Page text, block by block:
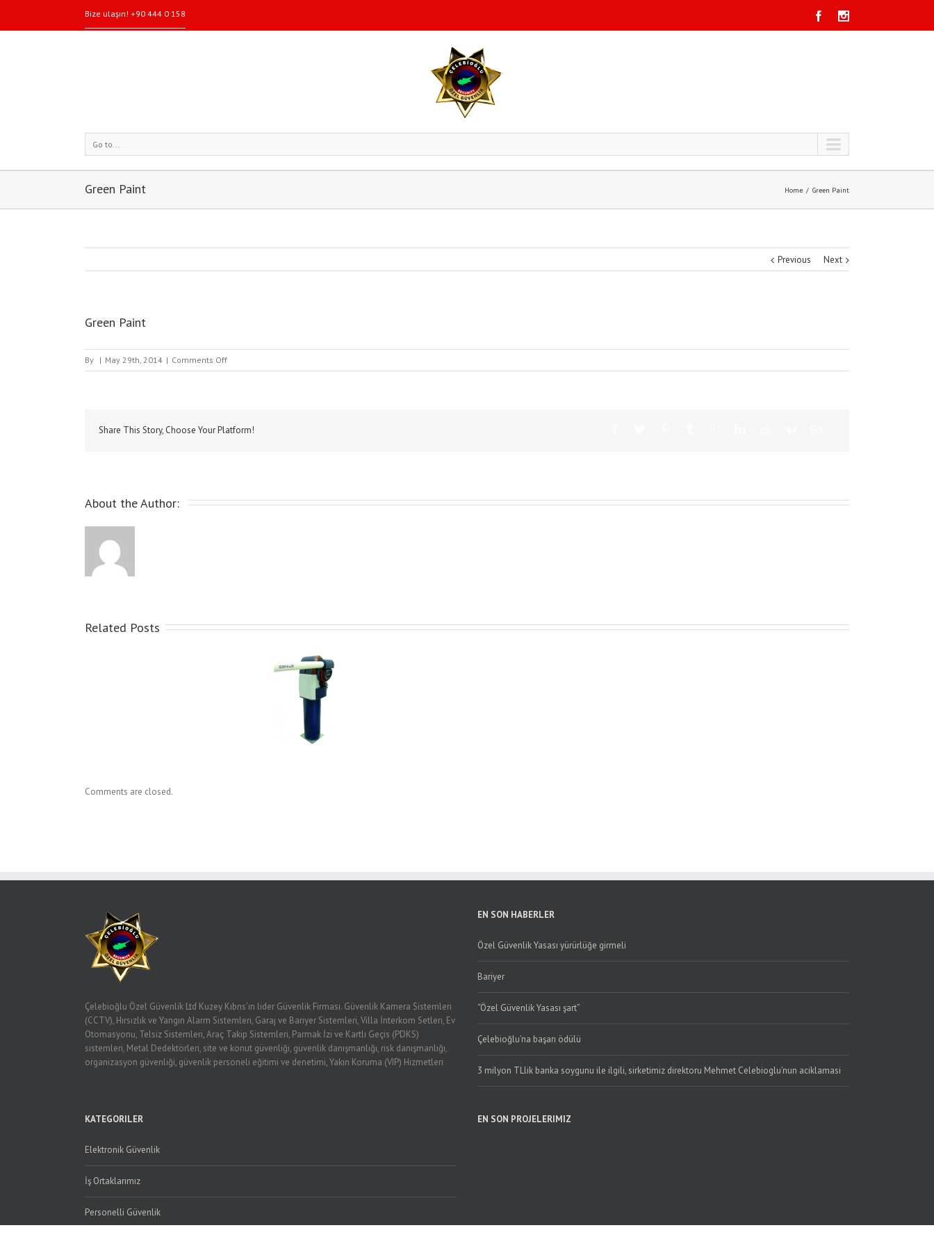
Bize ulaşın! +90 444 0 158
Go to...
Green Paint Home Green Paint
Previous Next
Green Paint
By | May 29th, 2014 | Comments Offon
Green
Share This Story, Choose Your Platform!
About the Author:
Related Posts
3 milyon TLlik banka
soygunu ile ilgili, sirketimiz
Celebioglu’nun aciklamasi
Comments are closed.
Çelebioğlu Özel Güvenlik Ltd Kuzey Kıbrıs'ın lider Güvenlik Firması. Güvenlik Kamera Sistemleri
(CCTV), Hırsızlık ve Yangın Alarm Sistemleri, Garaj ve Bariyer Sistemleri, Villa İnterkom Setleri, Ev
Otomasyonu, Telsiz Sistemleri, Araç Takip Sistemleri, Parmak İzi ve Kartlı Geçis (PDKS)
sistemleri, Metal Dedektörleri, site ve konut güvenliği, güvenlik danışmanlığı, risk danışmanlığı,
organizasyon güvenliği, güvenlik personeli eğitimi ve denetimi, Yakın Koruma (VIP) Hizmetleri
EN SON HABERLER
Özel Güvenlik Yasası yürürlüğe girmeli
Bariyer
“Özel Güvenlik Yasası şart”
Çelebioğlu’na başarı ödülü
3 milyon TLlik banka soygunu ile ilgili, sirketimiz direktoru Mehmet Celebioglu’nun aciklamasi
KATEGORILER
Elektronik Güvenlik
İş Ortaklarımız
Personelli Güvenlik
EN SON PROJELERIMIZ